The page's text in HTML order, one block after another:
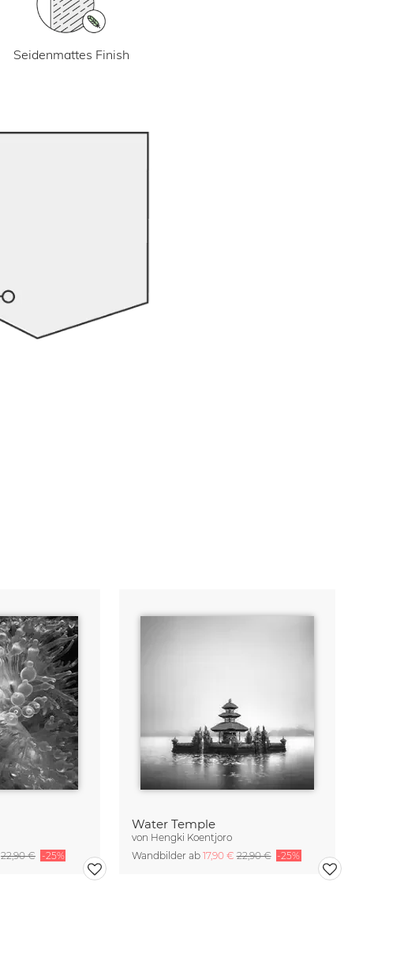
Seidenmattes Finish
22,90 € -25%
Water Temple
von Hengki Koentjoro
Wandbilder ab 17,90 €22,90 € -25%